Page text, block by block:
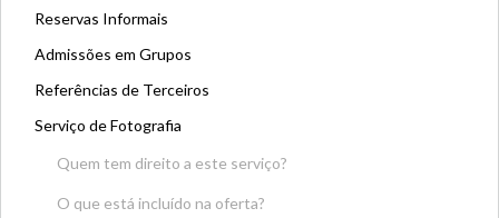
Reservas Informais
Admissões em Grupos
Referências de Terceiros
Serviço de Fotografia
Quem tem direito a este serviço?
O que está incluído na oferta?